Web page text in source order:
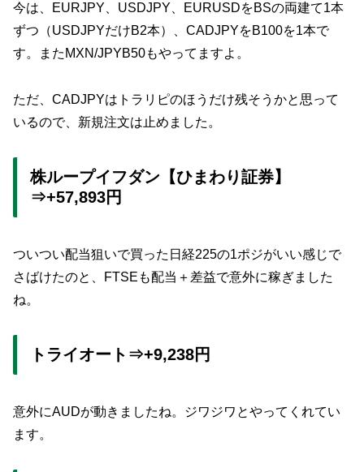
今は、EURJPY、USDJPY、EURUSDをBSの両建て1本
ずつ（USDJPYだけB2本）、CADJPYをB100を1本で
す。またMXN/JPYB50もやってますよ。
ただ、CADJPYはトラリピのほうだけ残そうかと思って
いるので、新規注文は止めました。
株ループイフダン【ひまわり証券】
⇒+57,893円
ついつい配当狙いで買った日経225の1ポジがいい感じで
さばけたのと、FTSEも配当＋差益で意外に稼ぎました
ね。
トライオート⇒+9,238円
意外にAUDが動きましたね。ジワジワとやってくれてい
ます。